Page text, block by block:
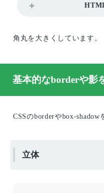
角丸を大きくしています。
基本的なborderや影
CSSのborderやbox-
立体